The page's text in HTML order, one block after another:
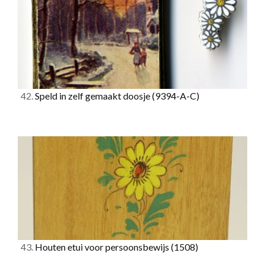
42.Speld in zelf gemaakt doosje(9394-A-C)
43. Houten etui voor persoonsbewijs (1508)